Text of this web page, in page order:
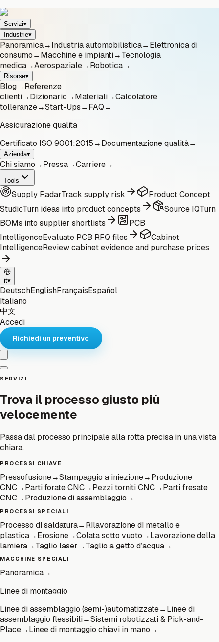
Servizi▾
Industrie▾
Panoramica→Industria automobilistica→Elettronica di
consumo→Macchine e impianti→Tecnologia
medica→Aerospaziale→Robotica→
Risorse▾
Blog→Referenze
clienti→Dizionario→Materiali→Calcolatore
tolleranze→Start-Ups→FAQ→
Assicurazione qualita
Certificato ISO 9001:2015→Documentazione qualità→
Azienda▾
Chi siamo→Pressa→Carriere→
Tools
Supply RadarTrack supply risk
Product Concept
StudioTurn ideas into product concepts Source IQTurn
BOMs into supplier shortlists
PCB
IntelligenceEvaluate PCB RFQ files
Cabinet
IntelligenceReview cabinet evidence and purchase prices
it▾
DeutschEnglishFrançaisEspañol
Italiano
中文
Accedi
Richiedi un preventivo
SERVIZI
Trova il processo giusto più
velocemente
Passa dal processo principale alla rotta precisa in una vista
chiara.
PROCESSI CHIAVE
Pressofusione→Stampaggio a iniezione→Produzione
CNC→Parti forate CNC→Pezzi torniti CNC→Parti fresate
CNC→Produzione di assemblaggio→
PROCESSI SPECIALI
Processo di saldatura→Rilavorazione di metallo e
plastica→Erosione→Colata sotto vuoto→Lavorazione della
lamiera→Taglio laser→Taglio a getto d’acqua→
MACCHINE SPECIALI
Panoramica→
Linee di montaggio
Linee di assemblaggio (semi-)automatizzate→Linee di
assemblaggio flessibili→Sistemi robotizzati & Pick-and-
Place→Linee di montaggio chiavi in mano→